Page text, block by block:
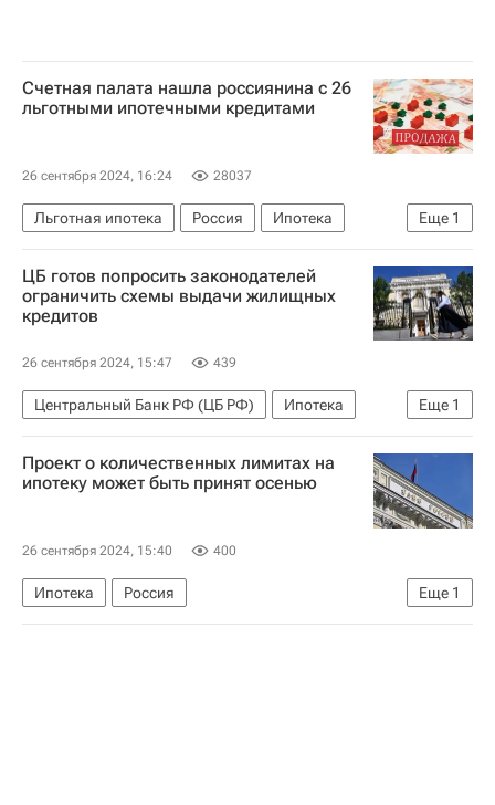
Счетная палата нашла россиянина с 26
льготными ипотечными кредитами
26 сентября 2024, 16:24 28037
Еще 1
Льготная ипотека Россия
Ипотека
Кредиты
ЦБ готов попросить законодателей
ограничить схемы выдачи жилищных
кредитов
26 сентября 2024, 15:47 439
Еще 1
Центральный Банк РФ (ЦБ РФ)
Ипотека
Эльвира Набиуллина
Проект о количественных лимитах на
ипотеку может быть принят осенью
26 сентября 2024, 15:40 400
Еще 1
Ипотека
Россия
Центральный Банк РФ (ЦБ РФ)